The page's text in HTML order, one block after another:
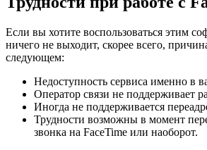
Если вы хотите воспользоваться этим
ничего не выходит, скорее всего,
следующем:
Недоступность сервиса именно в
Оператор связи не поддерживает
Иногда не поддерживается
Трудности возможны в момент
звонка на FaceTime или наоборот.